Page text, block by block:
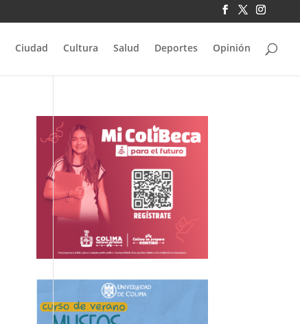
Ciudad Cultura Salud Deportes Opinión